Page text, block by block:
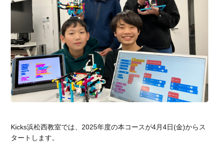
Kicks浜松西教室では、2025年度の本コースが4月4日(金)からス
タートします。